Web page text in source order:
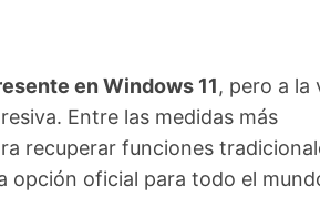
en Windows 11, pero a la
Entre las medidas más
recuperar funciones
opción oficial para todo el